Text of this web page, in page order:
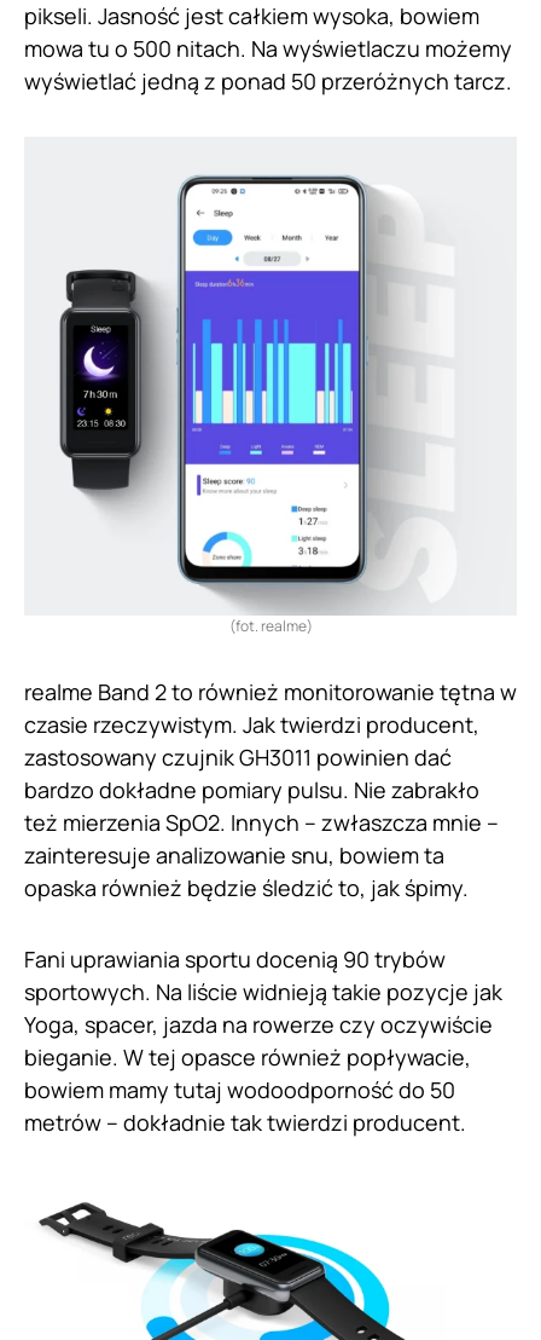
pikseli. Jasność jest całkiem wysoka, bowiem
mowa tu o 500 nitach. Na wyświetlaczu możemy
wyświetlać jedną z ponad 50 przeróżnych tarcz.
(fot. realme)
realme Band 2 to również monitorowanie tętna w
czasie rzeczywistym. Jak twierdzi producent,
zastosowany czujnik GH3011 powinien dać
bardzo dokładne pomiary pulsu. Nie zabrakło
też mierzenia SpO2. Innych – zwłaszcza mnie –
zainteresuje analizowanie snu, bowiem ta
opaska również będzie śledzić to, jak śpimy.
Fani uprawiania sportu docenią 90 trybów
sportowych. Na liście widnieją takie pozycje jak
Yoga, spacer, jazda na rowerze czy oczywiście
bieganie. W tej opasce również popływacie,
bowiem mamy tutaj wodoodporność do 50
metrów – dokładnie tak twierdzi producent.